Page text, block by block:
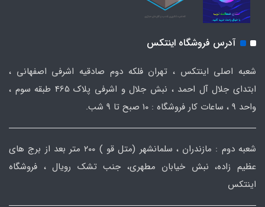
آدرس فروشگاه اینتکس
شعبه اصلی اینتکس ، تهران فلکه دوم صادقیه اشرفی اصفهانی ،
ابتدای جلال آل احمد ، نبش جلال و اشرفی پلاک 465 طبقه سوم ،
واحد ۹ ، ساعات کار فروشگاه : ۱۰ صبح تا ۹ شب.
شعبه دوم : مازندران ، سلمانشهر (متل قو ) ۲۰۰ متر بعد از برج های
عظیم زاده، نبش خیابان مطهری، جنب تشک رویال ، فروشگاه
اینتکس